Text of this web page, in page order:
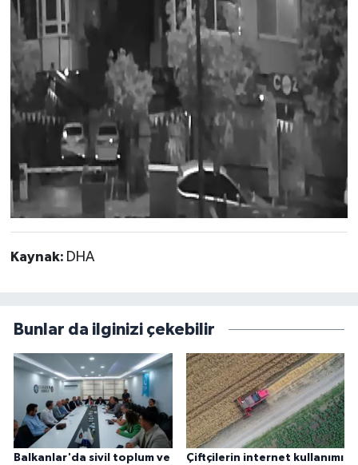
Kaynak: DHA
Bunlar da ilginizi çekebilir
Balkanlar'da sivil toplum ve
Çiftçilerin internet kullanımı